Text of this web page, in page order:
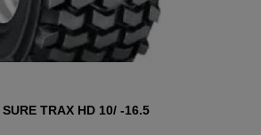
TRAX HD 10/ -16.5